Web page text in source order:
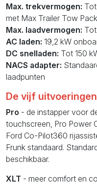
Max. trekvermogen:
met Max Trailer Tow
Max. laadvermogen: Tot
AC laden: 19,2 kW
DC snelladen: Tot 150
NACS adapter:
laadpunten
De vijf
Pro - de instapper voor
touchscreen, Pro Power
Ford Co-Pilot360
Frunk standaard.
beschikbaar.
XLT - meer comfort en